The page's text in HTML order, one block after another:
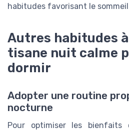
habitudes favorisant le
Autres habitudes
tisane nuit calme
dormir
Adopter une routine
nocturne
Pour optimiser les bienfaits